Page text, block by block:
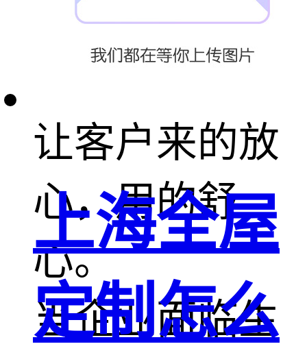
每一个客户
让客户来的放
心，用的舒
心。
当企业面临生
上海全屋
定制怎么